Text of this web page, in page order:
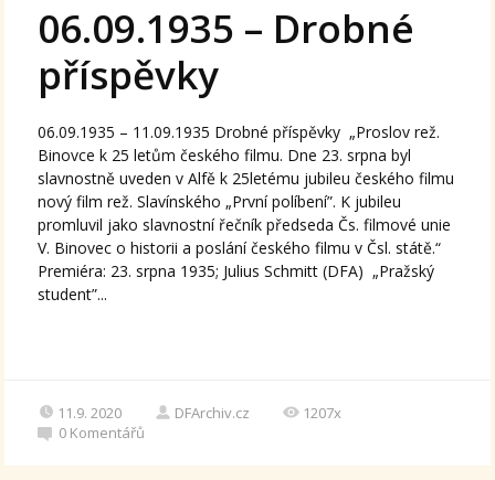
06.09.1935 – Drobné
příspěvky
06.09.1935 – 11.09.1935 Drobné příspěvky „Proslov rež.
Binovce k 25 letům českého filmu. Dne 23. srpna byl
slavnostně uveden v Alfě k 25letému jubileu českého filmu
nový film rež. Slavínského „První políbení”. K jubileu
promluvil jako slavnostní řečník předseda Čs. filmové unie
V. Binovec o historii a poslání českého filmu v Čsl. státě.“
Premiéra: 23. srpna 1935; Julius Schmitt (DFA) „Pražský
student”...
11.9. 2020 DFArchiv.cz
1207x
0 Komentářů